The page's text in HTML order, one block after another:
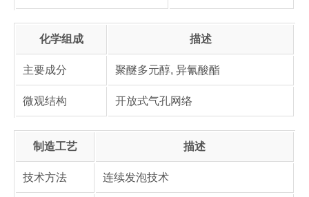
化学组成 描述
主要成分 聚醚多元醇, 异氰酸酯
微观结构 开放式气孔网络
制造工艺 描述
技术方法 连续发泡技术